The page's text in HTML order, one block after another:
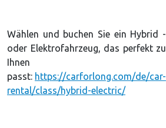
Wählen und buchen Sie ein Hybrid -
oder Elektrofahrzeug, das perfekt zu
Ihnen
passt: https://carforlong.com/de/car-
rental/class/hybrid-electric/